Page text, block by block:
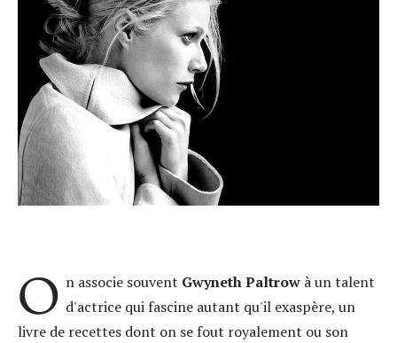
O n associe souvent Gwyneth Paltrowà un talent
d'actrice qui fascine autant qu'il exaspère, un
livre de recettes dont on se fout royalement ou son